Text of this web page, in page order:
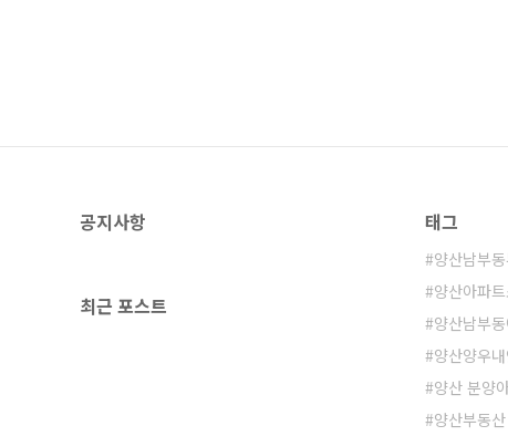
공지사항
최근 포스트
태그
양산남부
양산아파
양산남부
양산양우
양산 분양
양산부동산